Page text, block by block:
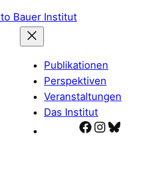
Publikationen
Perspektiven
Veranstaltungen
Das Institut
Facebook